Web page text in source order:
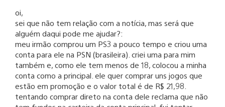
oi,
sei que não tem relação com a notícia, mas será que
alguém daqui pode me ajudar?:
meu irmão comprou um PS3 a pouco tempo e criou uma
conta para ele na PSN (brasileira). criei uma para mim
também e, como ele tem menos de 18, colocou a minha
conta como a principal. ele quer comprar uns jogos que
estão em promoção e o valor total é de R$ 21,98.
tentando comprar direto na conta dele reclama que não